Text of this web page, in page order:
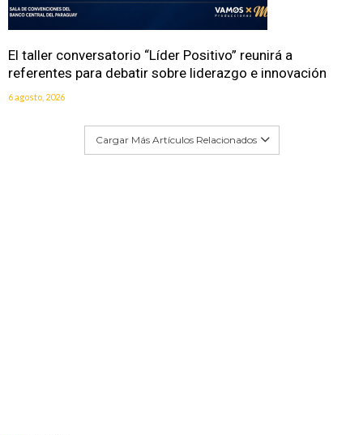
El taller conversatorio “Líder Positivo” reunirá a
referentes para debatir sobre liderazgo e innovación
6 agosto, 2026
Cargar Más Artículos Relacionados